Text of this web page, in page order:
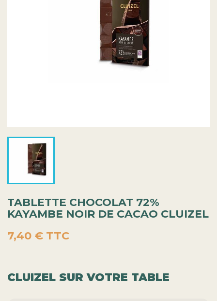
TABLETTE CHOCOLAT 72%
KAYAMBE NOIR DE CACAO CLUIZEL
7,40 € TTC
CLUIZEL SUR VOTRE TABLE